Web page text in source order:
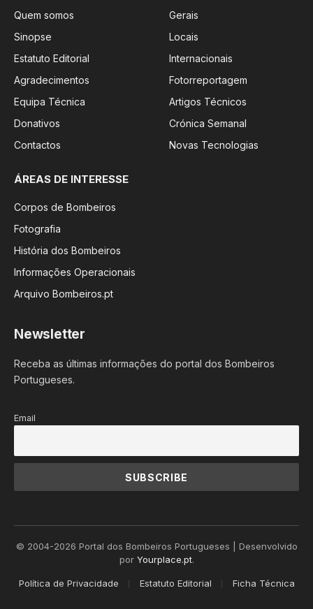
Quem somos
Sinopse
Estatuto Editorial
Agradecimentos
Equipa Técnica
Donativos
Contactos
Gerais
Locais
Internacionais
Fotorreportagem
Artigos Técnicos
Crónica Semanal
Novas Tecnologias
ÁREAS DE INTERESSE
Corpos de Bombeiros
Fotografia
História dos Bombeiros
Informações Operacionais
Arquivo Bombeiros.pt
Newsletter
Receba as últimas informações do portal dos Bombeiros
Portugueses.
Email
© 2004-2026 Portal dos Bombeiros Portugueses | Desenvolvido
por Yourplace.pt.
Política de Privacidade Estatuto Editorial Ficha Técnica